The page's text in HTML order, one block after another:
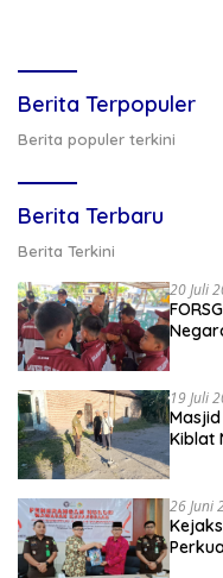
Berita Terpopuler
Berita populer terkini
Berita Terbaru
Berita Terkini
20 Juli
19 Juli
Kiblat
26 Juni